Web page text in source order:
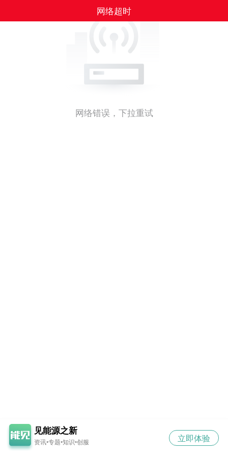
网络错误，下拉重试
见能源之新
资讯•专题•知识•创服 立即体验
网络超时